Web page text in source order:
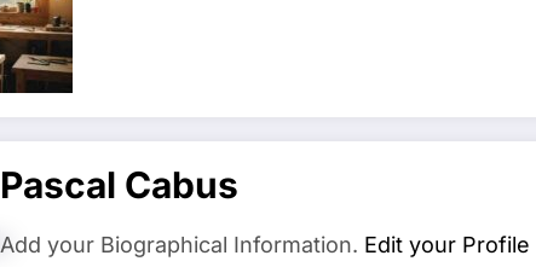
Pascal Cabus
Add your Biographical Information. Edit your Profile